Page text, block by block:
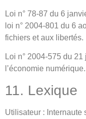
Loi n° 78-87 du 6
loi n° 2004-801 du 6
fichiers et aux libertés.
Loi n° 2004-575 du
l’économie numérique.
11. Lexique
Utilisateur : Internaute